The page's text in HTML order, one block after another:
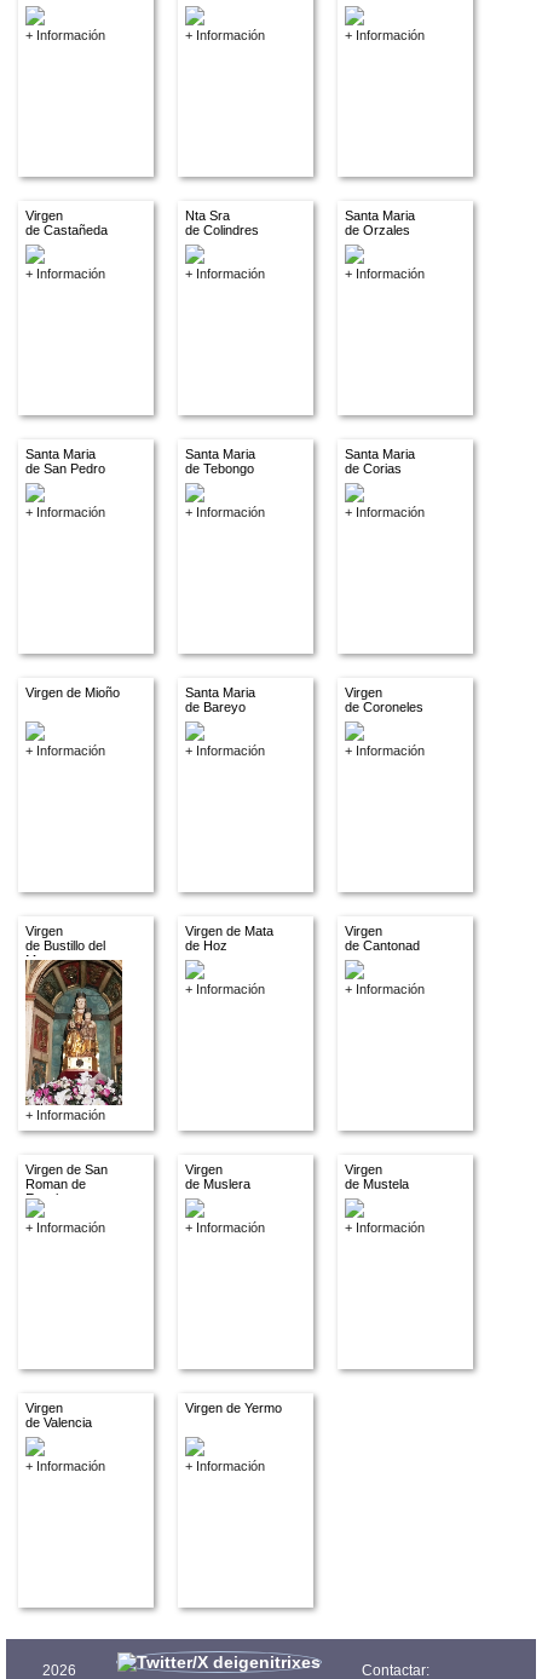
+ Información + Información + Información
Virgen
de Castañeda
+ Información
Nta Sra
de Colindres
+ Información
Santa Maria
de Orzales
+ Información
Santa Maria
de San Pedro
+ Información
Santa Maria
de Tebongo
+ Información
Santa Maria
de Corias
+ Información
Virgen de Mioño
+ Información
Santa Maria
de Bareyo
+ Información
Virgen
de Coroneles
+ Información
Virgen
de Bustillo del
Monte
+ Información
Virgen de Mata
de Hoz
+ Información
Virgen
de Cantonad
+ Información
Virgen de San
Roman de
Escalante
+ Información
Virgen
de Muslera
+ Información
Virgen
de Mustela
+ Información
Virgen
de Valencia
+ Información
Virgen de Yermo
+ Información
2026 Contactar: